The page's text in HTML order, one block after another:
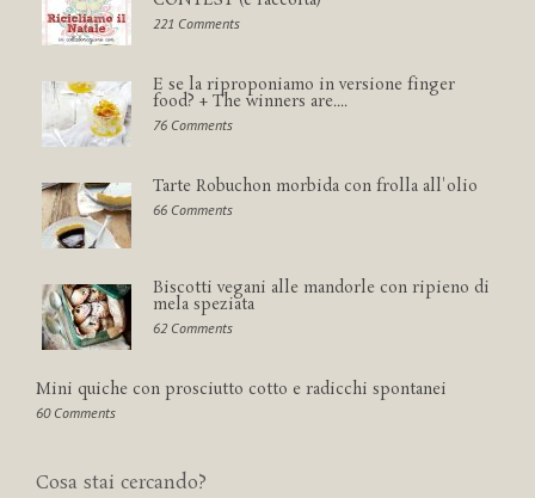
221 Comments
E se la riproponiamo in versione finger
food? + The winners are....
76 Comments
Tarte Robuchon morbida con frolla all'olio
66 Comments
Biscotti vegani alle mandorle con ripieno di
mela speziata
62 Comments
Mini quiche con prosciutto cotto e radicchi spontanei
60 Comments
Cosa stai cercando?